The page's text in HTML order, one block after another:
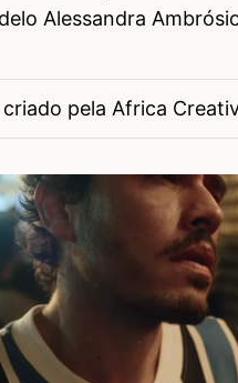
Alessandra
pela Africa